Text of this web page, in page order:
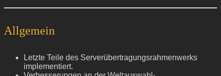
Allgemein
Letzte Teile des Serverübertragungsrahmenwerks
implementiert.